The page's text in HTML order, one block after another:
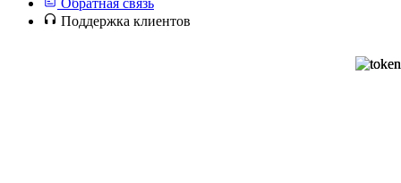
Обратная связь
Поддержка клиентов